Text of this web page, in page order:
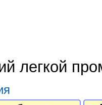
легкой